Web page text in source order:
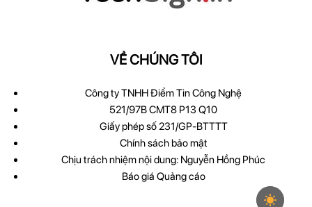
VỀ CHÚNG TÔI
Công ty TNHH Điểm Tin Công Nghệ
521/97B CMT8 P13 Q10
Giấy phép số 231/GP-BTTTT
Chính sách bảo mật
Chịu trách nhiệm nội dung: Nguyễn Hồng Phúc
Báo giá Quảng cáo